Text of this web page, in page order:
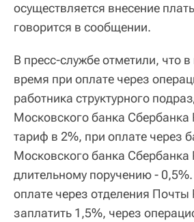
осуществляется внесение
говорится в сообщении.
В пресс-службе отметили, что
время при оплате через
работника структурного
Московского банка Сбербанка
тариф в 2%, при оплате через
Московского банка Сбербанка
длительному поручению -
оплате через отделения Почты
заплатить 1,5%, через